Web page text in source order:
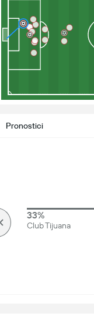
Pronostici
33%
Club Tijuana